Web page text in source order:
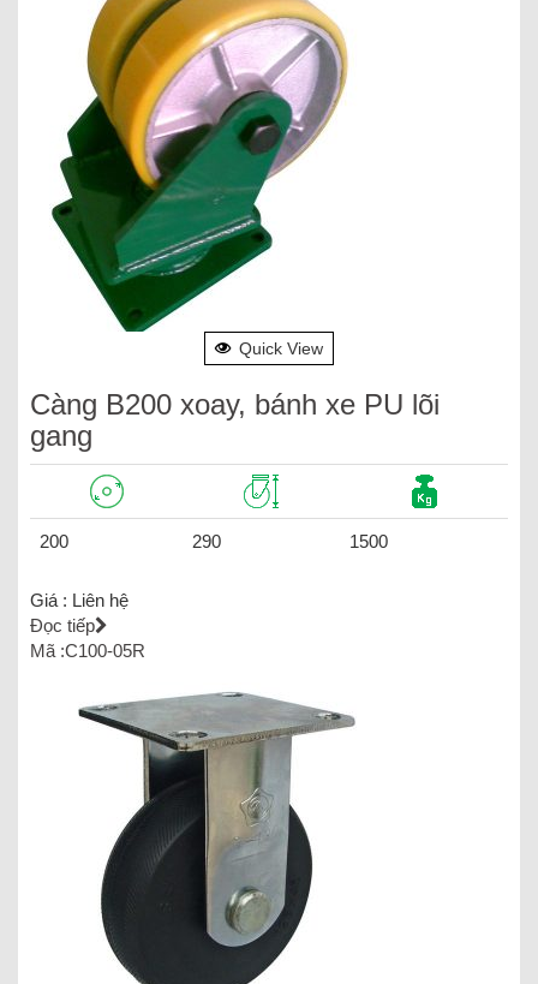
Quick View
Càng B200 xoay, bánh xe PU lõi
gang
200 290 1500
Giá : Liên hệ
Đọc tiếp
Mã :C100-05R